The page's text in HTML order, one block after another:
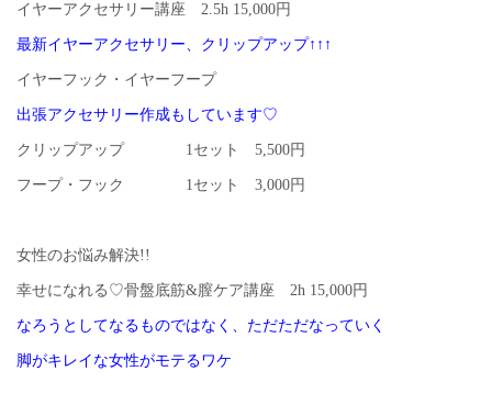
イヤーアクセサリー講座 2.5h 15,000円
最新イヤーアクセサリー、クリップアップ↑↑↑
イヤーフック・イヤーフープ
出張アクセサリー作成もしています♡
クリップアップ 1セット 5,500円
フープ・フック 1セット 3,000円
女性のお悩み解決!!
幸せになれる♡骨盤底筋&膣ケア講座 2h 15,000円
なろうとしてなるものではなく、ただただなっていく
脚がキレイな女性がモテるワケ